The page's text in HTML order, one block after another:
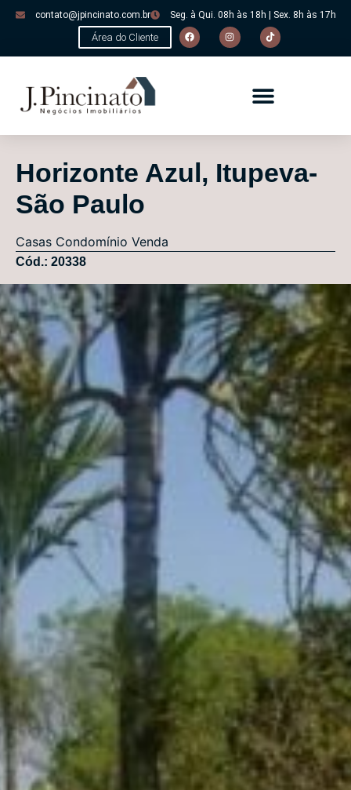
contato@jpincinato.com.br Seg. à Qui. 08h às 18h | Sex. 8h às 17h
Área do Cliente
Horizonte Azul, Itupeva-
São Paulo
Casas Condomínio Venda
Cód.: 20338